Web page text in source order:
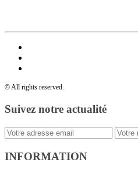
© All rights reserved.
Suivez notre actualité
INFORMATION